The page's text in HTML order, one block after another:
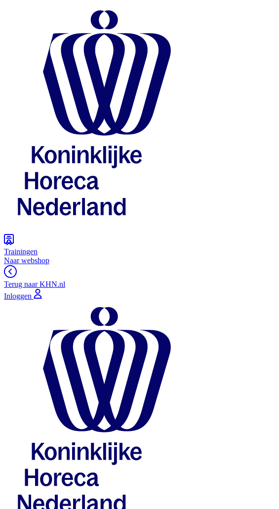
Trainingen
Naar webshop
Terug naar KHN.nl
Inloggen